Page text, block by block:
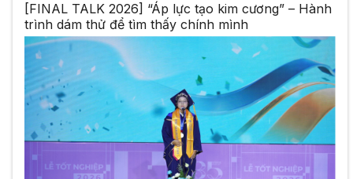
[FINAL TALK 2026] “Áp lực tạo kim cương” – Hành
trình dám thử để tìm thấy chính mình